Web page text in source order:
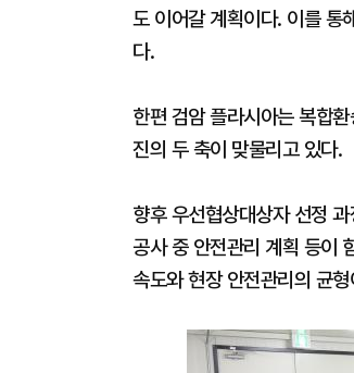
도 이어갈 계획이다. 이를 통
다.
한편 검암 플라시아는 복합
진의 두 축이 맞물리고 있다.
향후 우선협상대상자 선정
공사 중 안전관리 계획 등이
속도와 현장 안전관리의 균